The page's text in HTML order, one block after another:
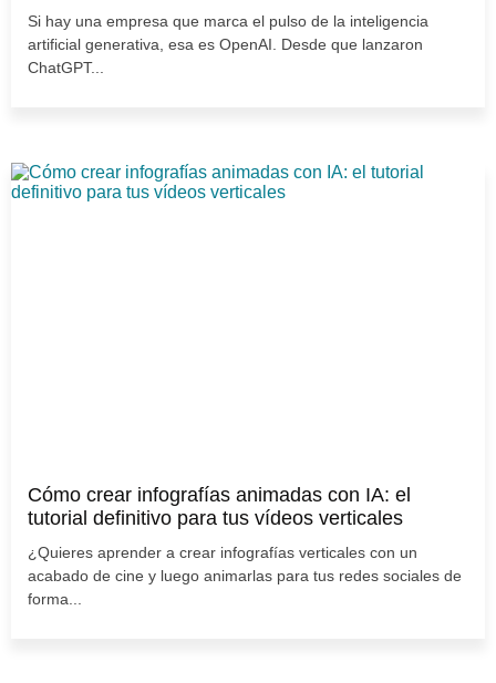
Si hay una empresa que marca el pulso de la inteligencia
artificial generativa, esa es OpenAI. Desde que lanzaron
ChatGPT...
Cómo crear infografías animadas con IA: el
tutorial definitivo para tus vídeos verticales
¿Quieres aprender a crear infografías verticales con un
acabado de cine y luego animarlas para tus redes sociales de
forma...